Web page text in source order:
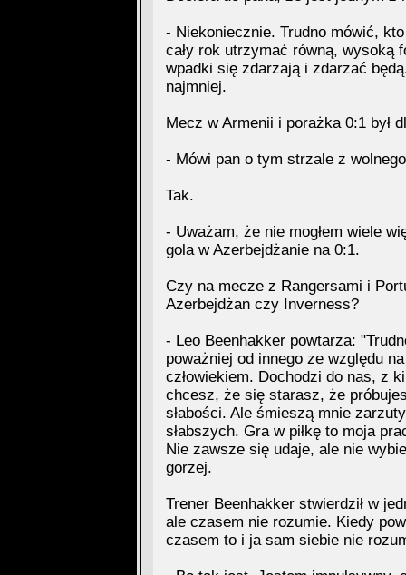
- Niekoniecznie. Trudno mówić,
cały rok utrzymać równą, wysoką
wpadki się zdarzają i zdarzać
najmniej.
Mecz w Armenii i porażka 0:1 był
- Mówi pan o tym strzale z
Tak.
- Uważam, że nie mogłem wiele
gola w Azerbejdżanie na 0:1.
Czy na mecze z Rangersami i
Azerbejdżan czy Inverness?
- Leo Beenhakker powtarza:
poważniej od innego ze względu
człowiekiem. Dochodzi do nas, z
chcesz, że się starasz, że
słabości. Ale śmieszą mnie
słabszych. Gra w piłkę to moja
Nie zawsze się udaje, ale nie
gorzej.
Trener Beenhakker stwierdził w
ale czasem nie rozumie. Kiedy
czasem to i ja sam siebie nie